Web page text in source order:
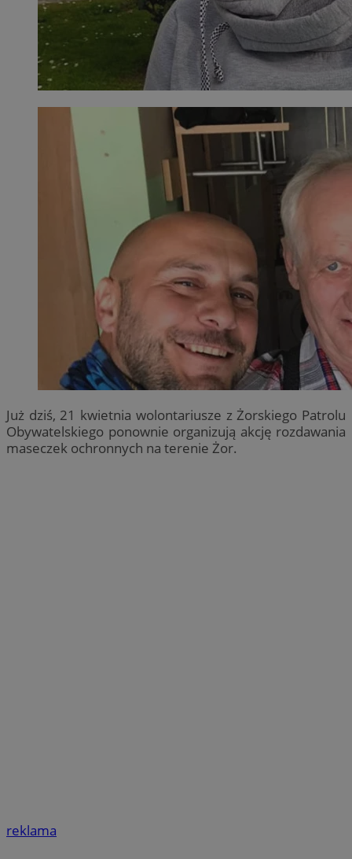
Już dziś, 21 kwietnia wolontariusze z Żorskiego Patrolu
Obywatelskiego ponownie organizują akcję rozdawania
maseczek ochronnych na terenie Żor.
reklama